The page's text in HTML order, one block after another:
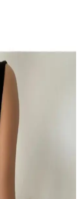
dayanıklılığı bir
yapısıyla gece ve
tercih.
Fantazi Vücut
Sunar
açık fantazi vücut
ortamında ideal
Şıklık ve
Ürünü
fantazi vücut çorabı,